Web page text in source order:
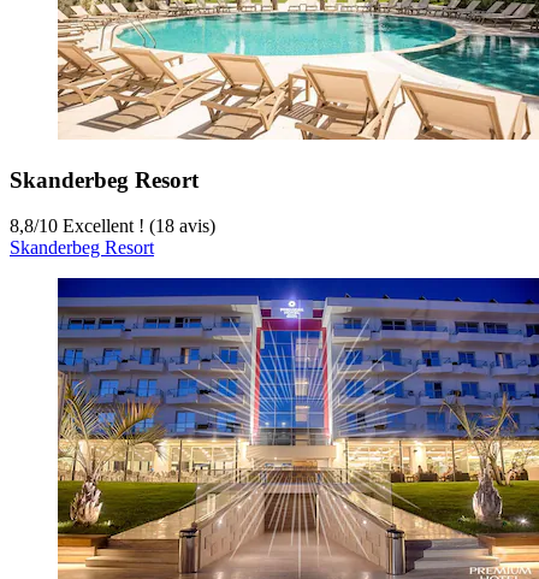
Skanderbeg Resort
8,8/10 Excellent ! (18 avis)
Skanderbeg Resort